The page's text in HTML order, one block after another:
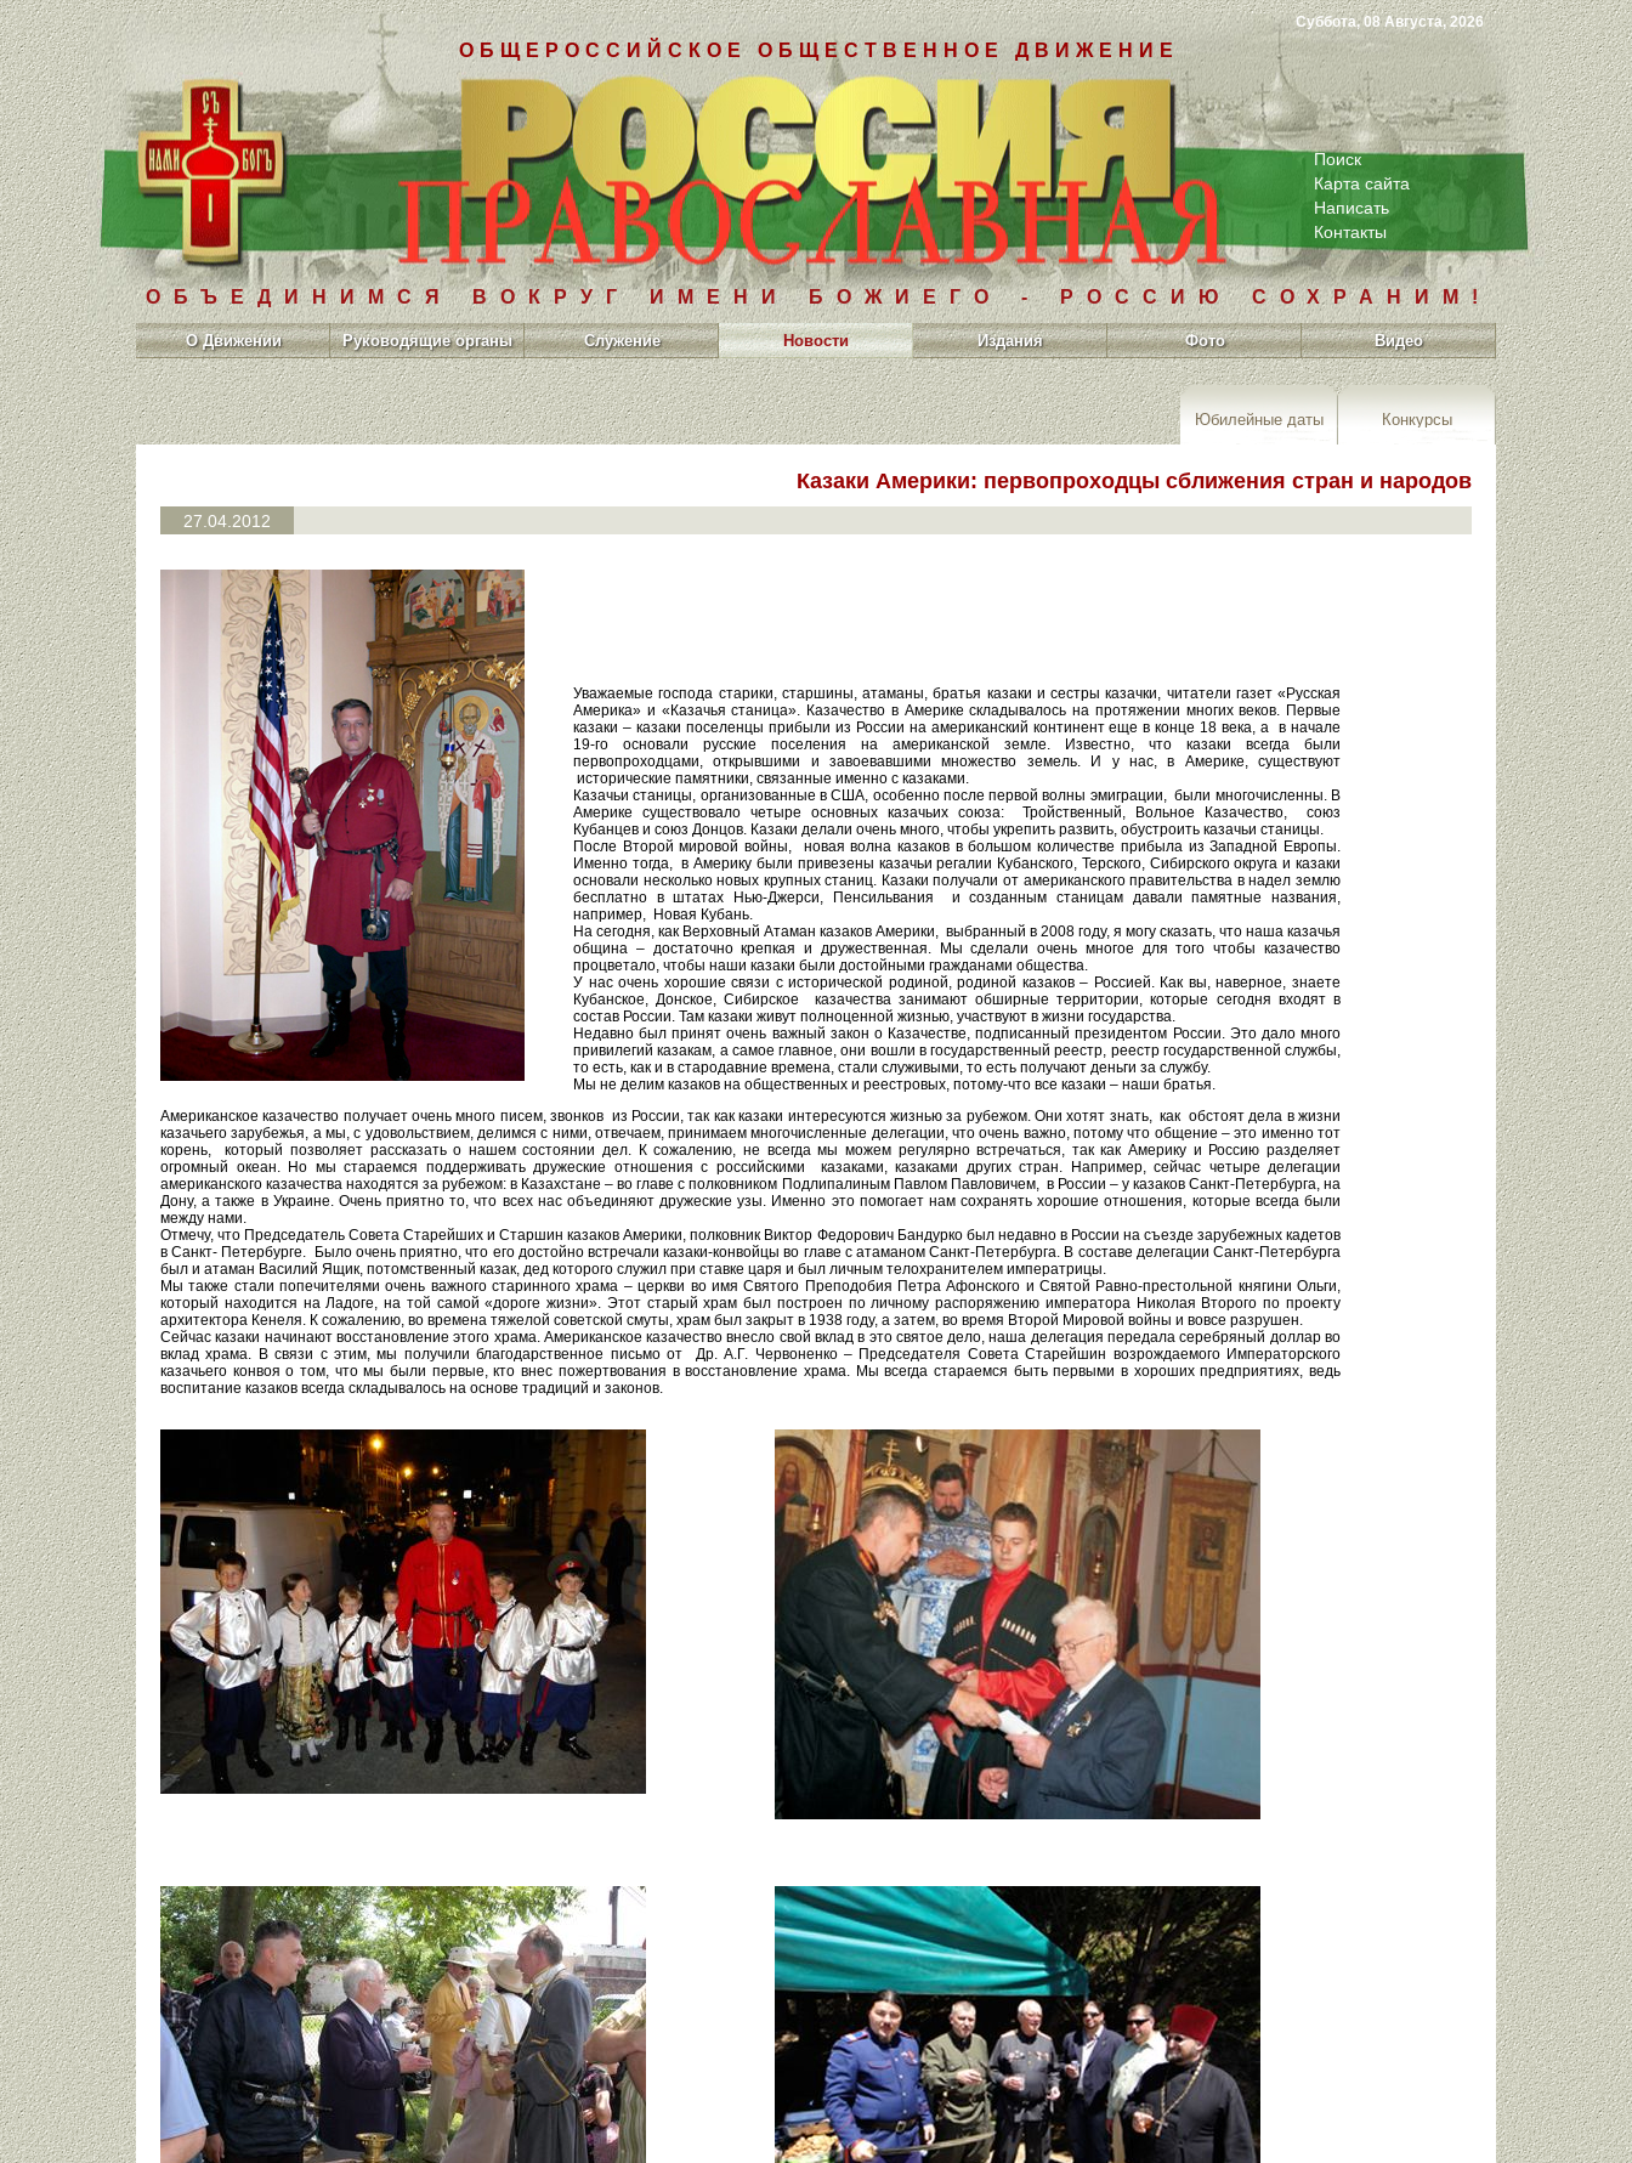
Суббота, 08 Августа, 2026
ОБЩЕРОССИЙСКОЕ ОБЩЕСТВЕННОЕ ДВИЖЕНИЕ
Поиск
Карта сайта
Написать
Контакты
ОБЪЕДИНИМСЯ ВОКРУГ ИМЕНИ БОЖИЕГО - РОССИЮ СОХРАНИМ!
О Движении Руководящие органы Служение Новости Издания Фото Видео
Юбилейные даты Конкурсы
Казаки Америки: первопроходцы сближения стран и народов
27.04.2012
Уважаемые господа старики, старшины, атаманы, братья казаки и сестры казачки, читатели газет «Русская
Америка» и «Казачья станица». Казачество в Америке складывалось на протяжении многих веков. Первые
казаки – казаки поселенцы прибыли из России на американский континент еще в конце 18 века, а в начале
19-го основали русские поселения на американской земле. Известно, что казаки всегда были
первопроходцами, открывшими и завоевавшими множество земель. И у нас, в Америке, существуют
исторические памятники, связанные именно с казаками.
Казачьи станицы, организованные в США, особенно после первой волны эмиграции, были многочисленны. В
Америке существовало четыре основных казачьих союза: Тройственный, Вольное Казачество, союз
Кубанцев и союз Донцов. Казаки делали очень много, чтобы укрепить развить, обустроить казачьи станицы.
После Второй мировой войны, новая волна казаков в большом количестве прибыла из Западной Европы.
Именно тогда, в Америку были привезены казачьи регалии Кубанского, Терского, Сибирского округа и казаки
основали несколько новых крупных станиц. Казаки получали от американского правительства в надел землю
бесплатно в штатах Нью-Джерси, Пенсильвания и созданным станицам давали памятные названия,
например, Новая Кубань.
На сегодня, как Верховный Атаман казаков Америки, выбранный в 2008 году, я могу сказать, что наша казачья
община – достаточно крепкая и дружественная. Мы сделали очень многое для того чтобы казачество
процветало, чтобы наши казаки были достойными гражданами общества.
У нас очень хорошие связи с исторической родиной, родиной казаков – Россией. Как вы, наверное, знаете
Кубанское, Донское, Сибирское казачества занимают обширные территории, которые сегодня входят в
состав России. Там казаки живут полноценной жизнью, участвуют в жизни государства.
Недавно был принят очень важный закон о Казачестве, подписанный президентом России. Это дало много
привилегий казакам, а самое главное, они вошли в государственный реестр, реестр государственной службы,
то есть, как и в стародавние времена, стали служивыми, то есть получают деньги за службу.
Мы не делим казаков на общественных и реестровых, потому-что все казаки – наши братья.
Американское казачество получает очень много писем, звонков из России, так как казаки интересуются жизнью за рубежом. Они хотят знать, как обстоят дела в жизни
казачьего зарубежья, а мы, с удовольствием, делимся с ними, отвечаем, принимаем многочисленные делегации, что очень важно, потому что общение – это именно тот
корень, который позволяет рассказать о нашем состоянии дел. К сожалению, не всегда мы можем регулярно встречаться, так как Америку и Россию разделяет
огромный океан. Но мы стараемся поддерживать дружеские отношения с российскими казаками, казаками других стран. Например, сейчас четыре делегации
американского казачества находятся за рубежом: в Казахстане – во главе с полковником Подлипалиным Павлом Павловичем, в России – у казаков Санкт-Петербурга, на
Дону, а также в Украине. Очень приятно то, что всех нас объединяют дружеские узы. Именно это помогает нам сохранять хорошие отношения, которые всегда были
между нами.
Отмечу, что Председатель Совета Старейших и Старшин казаков Америки, полковник Виктор Федорович Бандурко был недавно в России на съезде зарубежных кадетов
в Санкт- Петербурге. Было очень приятно, что его достойно встречали казаки-конвойцы во главе с атаманом Санкт-Петербурга. В составе делегации Санкт-Петербурга
был и атаман Василий Ящик, потомственный казак, дед которого служил при ставке царя и был личным телохранителем императрицы.
Мы также стали попечителями очень важного старинного храма – церкви во имя Святого Преподобия Петра Афонского и Святой Равно-престольной княгини Ольги,
который находится на Ладоге, на той самой «дороге жизни». Этот старый храм был построен по личному распоряжению императора Николая Второго по проекту
архитектора Кенеля. К сожалению, во времена тяжелой советской смуты, храм был закрыт в 1938 году, а затем, во время Второй Мировой войны и вовсе разрушен.
Сейчас казаки начинают восстановление этого храма. Американское казачество внесло свой вклад в это святое дело, наша делегация передала серебряный доллар во
вклад храма. В связи с этим, мы получили благодарственное письмо от Др. А.Г. Червоненко – Председателя Совета Старейшин возрождаемого Императорского
казачьего конвоя о том, что мы были первые, кто внес пожертвования в восстановление храма. Мы всегда стараемся быть первыми в хороших предприятиях, ведь
воспитание казаков всегда складывалось на основе традиций и законов.